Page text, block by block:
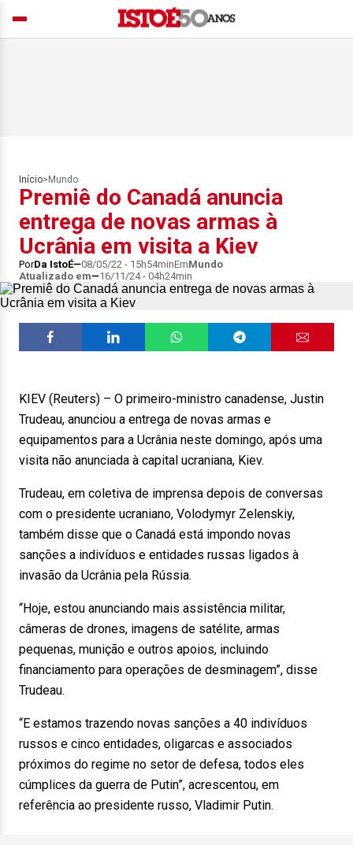
Início> Mundo
Premiê do Canadá anuncia
entrega de novas armas à
Ucrânia em visita a Kiev
PorDa IstoÉ 08/05/22 - 15h54minEmMundo
Atualizado em
16/11/24 - 04h24min
KIEV (Reuters) – O primeiro-ministro canadense, Justin
Trudeau, anunciou a entrega de novas armas e
equipamentos para a Ucrânia neste domingo, após uma
visita não anunciada à capital ucraniana, Kiev.
Trudeau, em coletiva de imprensa depois de conversas
com o presidente ucraniano, Volodymyr Zelenskiy,
também disse que o Canadá está impondo novas
sanções a indivíduos e entidades russas ligados à
invasão da Ucrânia pela Rússia.
“Hoje, estou anunciando mais assistência militar,
câmeras de drones, imagens de satélite, armas
pequenas, munição e outros apoios, incluindo
financiamento para operações de desminagem”, disse
Trudeau.
“E estamos trazendo novas sanções a 40 indivíduos
russos e cinco entidades, oligarcas e associados
próximos do regime no setor de defesa, todos eles
cúmplices da guerra de Putin”, acrescentou, em
referência ao presidente russo, Vladimir Putin.